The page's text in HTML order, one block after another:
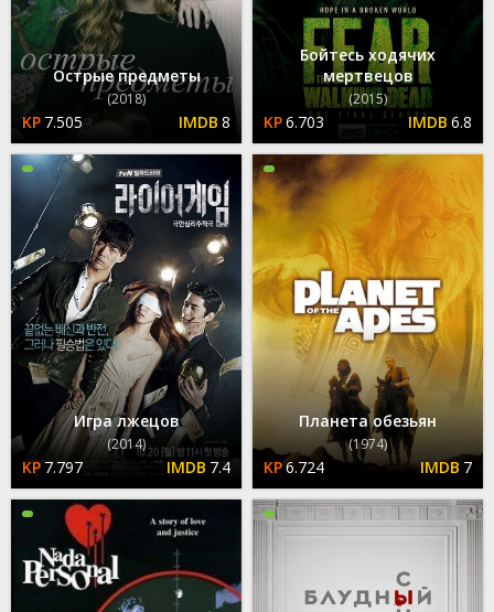
Острые предметы
(2018)
7.505 8
Бойтесь ходячих
мертвецов
(2015)
6.703 6.8
Игра лжецов
(2014)
7.797 7.4
Планета обезьян
(1974)
6.724 7